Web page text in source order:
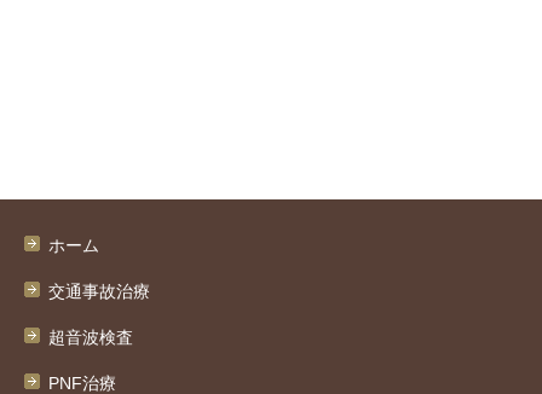
ホーム
交通事故治療
超音波検査
PNF治療